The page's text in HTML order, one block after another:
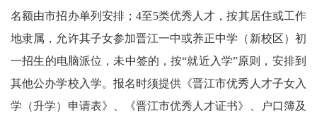
名额由市招办单列安排； 4至5类优秀人才，按其居住或工作
地隶属，允许其子女参加晋江一中或养正中学（新校区）初
一招生的电脑派位，未中签的，按“就近入学”原则，安排到
其他公办学校入学。报名时须提供 《晋江市优秀人才子女入
学（升学）申请表》、《晋江市优秀人才证书》、户口簿及